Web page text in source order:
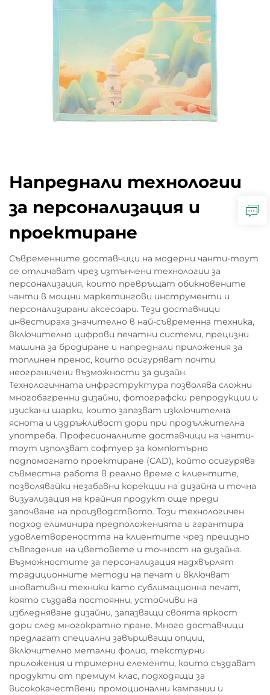
Напреднали технологии
за персонализация и
проектиране
Съвременните доставчици на модерни чанти-тоут
се отличават чрез изтънчени технологии за
персонализация, които превръщат обикновените
чанти в мощни маркетингови инструменти и
персонализирани аксесоари. Тези доставчици
инвестираха значително в най-съвременна техника,
включително цифрови печатни системи, прецизни
машина за бродиране и напреднали приложения за
топлинен пренос, които осигуряват почти
неограничени възможности за дизайн.
Технологичната инфраструктура позволява сложни
многобагренни дизайни, фотографски репродукции и
изискани шарки, които запазват изключителна
яснота и издръжливост дори при продължителна
употреба. Професионалните доставчици на чанти-
тоут използват софтуер за компютърно
подпомогнато проектиране (CAD), който осигурява
съвместна работа в реално време с клиентите,
позволявайки незабавни корекции на дизайна и точна
визуализация на крайния продукт още преди
започване на производството. Този технологичен
подход елиминира предположенията и гарантира
удовлетвореността на клиентите чрез прецизно
съвпадение на цветовете и точност на дизайна.
Възможностите за персонализация надхвърлят
традиционните методи на печат и включват
иновативни техники като сублимационна печат,
която създава постоянни, устойчиви на
избледняване дизайни, запазващи своята яркост
дори след многократно пране. Много доставчици
предлагат специални завършващи опции,
включително метални фолио, текстурни
приложения и тримерни елементи, които създават
продукти от премиум клас, подходящи за
висококачествени промоционални кампании и